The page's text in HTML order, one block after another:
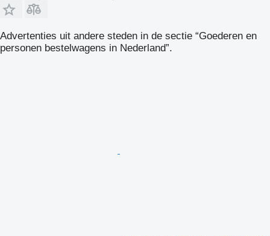
Advertenties uit andere steden in de sectie “Goederen en
personen bestelwagens in Nederland”.